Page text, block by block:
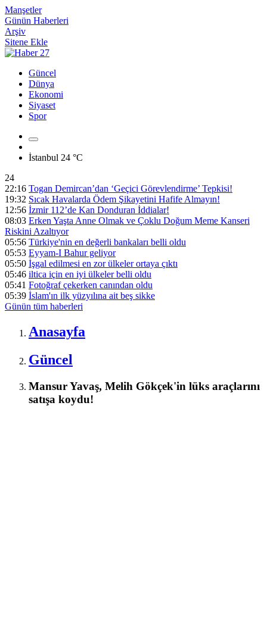
Manşetler
Günün Haberleri
Arşiv
Sitene Ekle
Güncel
Dünya
Ekonomi
Siyaset
Spor
İstanbul 24 °C
24
22:16 Togan Demircan’dan ‘Geçici Görevlendirme’ Tepkisi!
19:32 Sıcak Havalarda Ödem Şikayetini Hafife Almayın!
12:56 İzmir 112’de Kan Donduran İddialar!
08:03 Erken Yaşta Anne Olmak ve Çoklu Doğum Meme Kanseri
Riskini Azaltıyor
05:56 Türkiye'nin en değerli bankaları belli oldu
05:53 Eyyam-I Bahur geliyor
05:50 İşgal edilmesi en zor ülkeler ortaya çıktı
05:46 iltica için en iyi ülkeler belli oldu
05:41 Fotoğraf çekerken canından oldu
05:39 İslam'ın ilk yüzyılına ait beş sikke
Günün tüm haberleri
Anasayfa
Güncel
Mansur Yavaş, Melih Gökçek'in lüks araçlarını
satışa koydu!